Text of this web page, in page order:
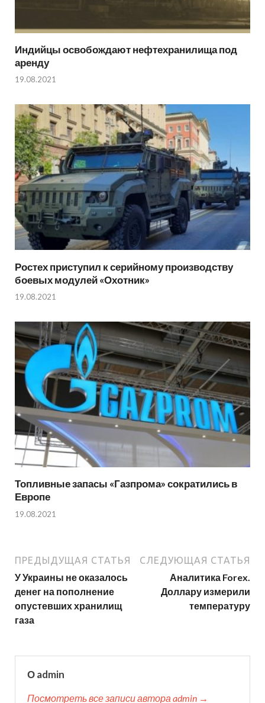
Индийцы освобождают нефтехранилища под
аренду
19.08.2021
Ростех приступил к серийному производству
боевых модулей «Охотник»
19.08.2021
Топливные запасы «Газпрома» сократились в
Европе
19.08.2021
ПРЕДЫДУЩАЯ СТАТЬЯ
У Украины не оказалось
денег на пополнение
опустевших хранилищ
газа
СЛЕДУЮЩАЯ СТАТЬЯ
Аналитика Forex.
Доллару измерили
температуру
О admin
Посмотреть все записи автора admin →